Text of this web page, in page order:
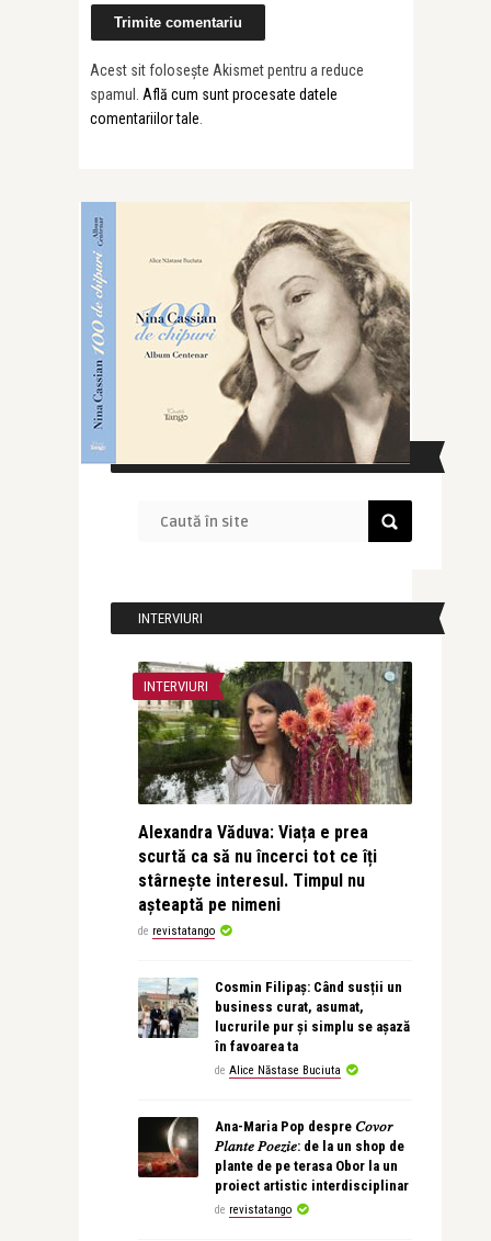
Acest sit folosește Akismet pentru a reduce
spamul. Află cum sunt procesate datele
comentariilor tale.
CAUTĂ ÎN SITE
INTERVIURI
INTERVIURI
Alexandra Văduva: Viața e prea
scurtă ca să nu încerci tot ce îți
stârnește interesul. Timpul nu
așteaptă pe nimeni
de revistatango
Cosmin Filipaș: Când susții un
business curat, asumat,
lucrurile pur și simplu se așază
în favoarea ta
de Alice Năstase Buciuta
Ana-Maria Pop despre 𝐶𝑜𝑣𝑜𝑟
𝑃𝑙𝑎𝑛𝑡𝑒 𝑃𝑜𝑒𝑧𝑖𝑒: de la un shop de
plante de pe terasa Obor la un
proiect artistic interdisciplinar
de revistatango